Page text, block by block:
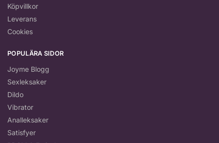
Köpvillkor
Leverans
Cookies
POPULÄRA SIDOR
Joyme Blogg
Sexleksaker
Dildo
Vibrator
Analleksaker
Satisfyer